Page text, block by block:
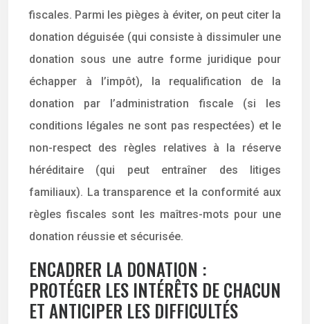
fiscales. Parmi les pièges à éviter, on peut citer la
donation déguisée (qui consiste à dissimuler une
donation sous une autre forme juridique pour
échapper à l’impôt), la requalification de la
donation par l’administration fiscale (si les
conditions légales ne sont pas respectées) et le
non-respect des règles relatives à la réserve
héréditaire (qui peut entraîner des litiges
familiaux). La transparence et la conformité aux
règles fiscales sont les maîtres-mots pour une
donation réussie et sécurisée.
ENCADRER LA DONATION :
PROTÉGER LES INTÉRÊTS DE CHACUN
ET ANTICIPER LES DIFFICULTÉS